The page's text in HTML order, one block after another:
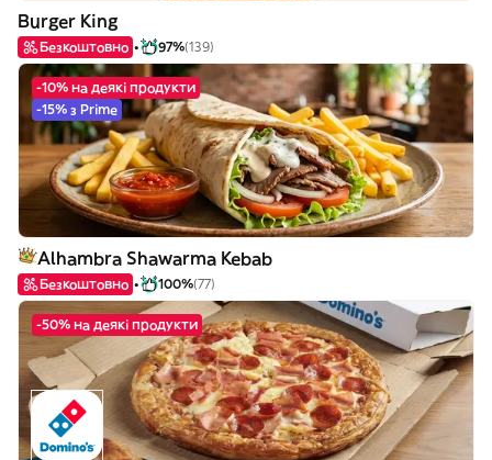
Burger King
Безкоштовно 97%(139)
-10% на деякі продукти
-15% з Prime
Alhambra Shawarma Kebab
Безкоштовно 100%(77)
-50% на деякі продукти